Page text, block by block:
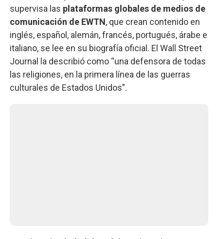
supervisa las plataformas globales de medios de
comunicación de EWTN, que crean contenido en
inglés, español, alemán, francés, portugués, árabe e
italiano, se lee en su biografía oficial. El Wall Street
Journal la describió como “una defensora de todas
las religiones, en la primera línea de las guerras
culturales de Estados Unidos”.